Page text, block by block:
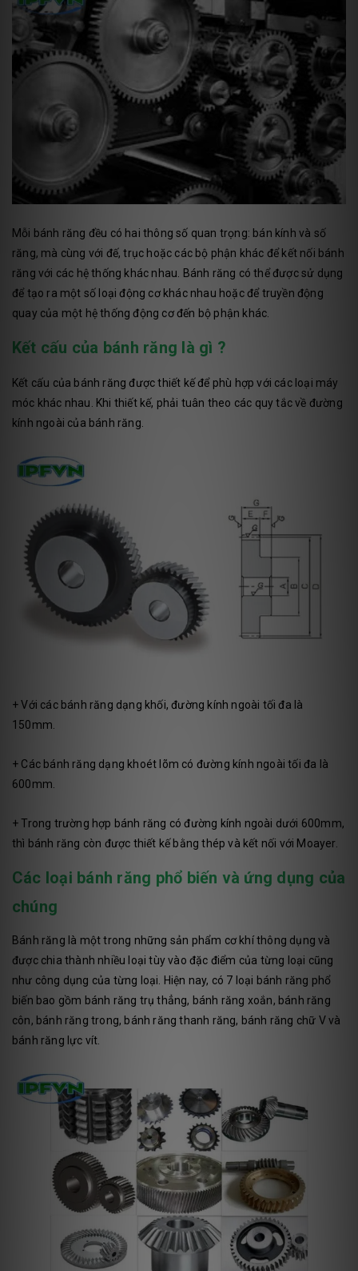
Mỗi bánh răng đều có hai thông số quan trọng: bán kính và số
răng, mà cùng với đế, trục hoặc các bộ phận khác để kết nối bánh
răng với các hệ thống khác nhau. Bánh răng có thể được sử dụng
để tạo ra một số loại động cơ khác nhau hoặc để truyền động
quay của một hệ thống động cơ đến bộ phận khác.
Kết cấu của bánh răng là gì ?
Kết cấu của bánh răng được thiết kế để phù hợp với các loại máy
móc khác nhau. Khi thiết kế, phải tuân theo các quy tắc về đường
kính ngoài của bánh răng.
+ Với các bánh răng dạng khối, đường kính ngoài tối đa là
150mm.
+ Các bánh răng dạng khoét lõm có đường kính ngoài tối đa là
600mm.
+ Trong trường hợp bánh răng có đường kính ngoài dưới 600mm,
thì bánh răng còn được thiết kế bằng thép và kết nối với Moayer.
Các loại bánh răng phổ biến và ứng dụng của
chúng
Bánh răng là một trong những sản phẩm cơ khí thông dụng và
được chia thành nhiều loại tùy vào đặc điểm của từng loại cũng
như công dụng của từng loại. Hiện nay, có 7 loại bánh răng phổ
biến bao gồm bánh răng trụ thẳng, bánh răng xoắn, bánh răng
côn, bánh răng trong, bánh răng thanh răng, bánh răng chữ V và
bánh răng lực vít.